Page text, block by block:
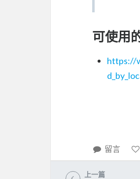
可使用
https://
留言
上一篇